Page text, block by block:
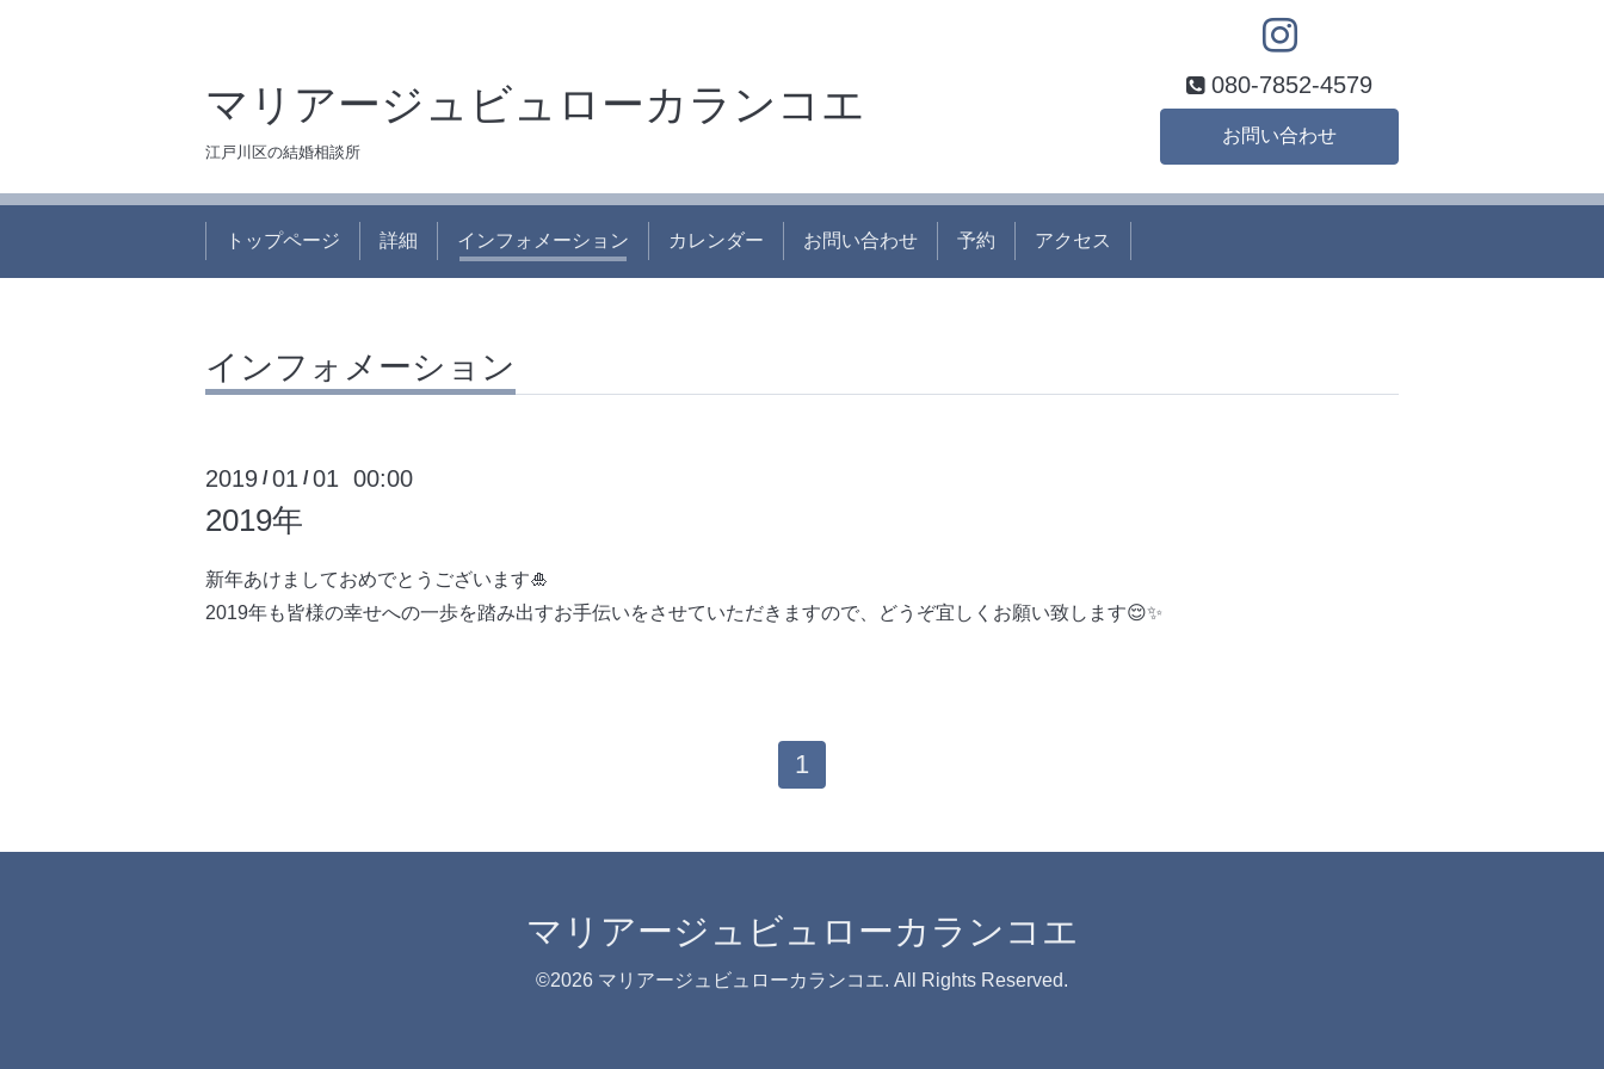
マリアージュビュローカランコエ
江戸川区の結婚相談所
080-7852-4579
お問い合わせ
トップページ 詳細 インフォメーション カレンダー お問い合わせ 予約 アクセス
インフォメーション
2019 /01 /01 00:00
2019年
新年あけましておめでとうございます🎍
2019年も皆様の幸せへの一歩を踏み出すお手伝いをさせていただきますので、どうぞ宜しくお願い致します😌✨
1
マリアージュビュローカランコエ
©2026 マリアージュビュローカランコエ. All Rights Reserved.